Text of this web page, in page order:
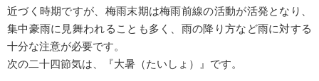
近づく時期ですが、梅雨末期は梅雨前線の活動が活発となり、
集中豪雨に見舞われることも多く、雨の降り方など雨に対する
十分な注意が必要です。
次の二十四節気は、『大暑（たいしょ）』です。